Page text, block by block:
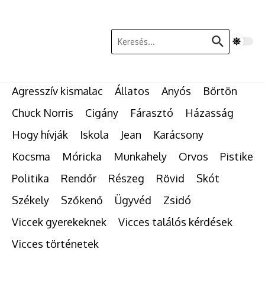
Keresés:
Agresszív kismalac Állatos Anyós
Börtön
Chuck Norris
Cigány Fárasztó
Házasság
Hogy hívják
Iskola Jean
Karácsony
Kocsma
Móricka Munkahely Orvos
Pistike
Politika
Rendőr Részeg Rövid
Skót
Székely
Szőkenő Ügyvéd
Zsidó
Viccek gyerekeknek
Vicces találós kérdések
Vicces történetek